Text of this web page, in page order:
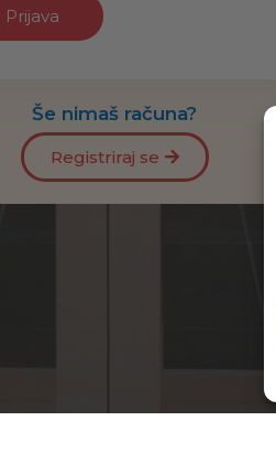
Še nimaš računa?
Registriraj se